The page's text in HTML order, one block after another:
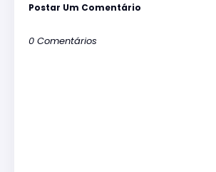
Postar Um Comentário
0 Comentários